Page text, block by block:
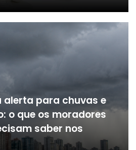
alerta para chuvas e
o que os moradores
saber nos